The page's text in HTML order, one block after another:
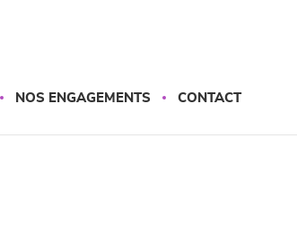
NOS ENGAGEMENTS CONTACT